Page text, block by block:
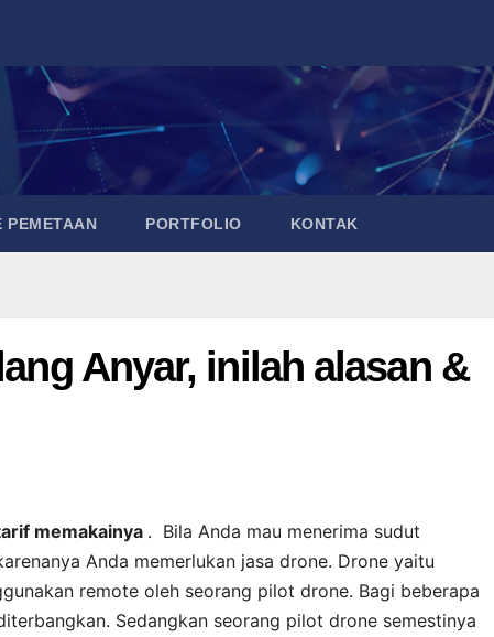
PEMETAAN PORTFOLIO KONTAK
Anyar, inilah alasan &
memakainya . Bila Anda mau menerima sudut
Anda memerlukan jasa drone. Drone yaitu
remote oleh seorang pilot drone. Bagi beberapa
Sedangkan seorang pilot drone semestinya